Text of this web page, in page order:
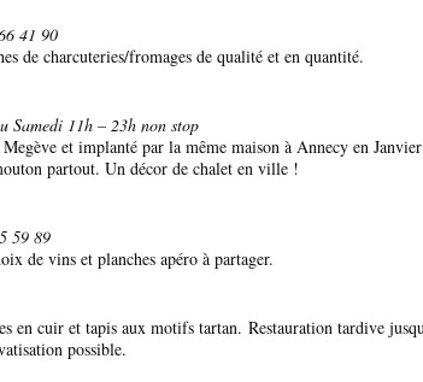
41 90
de charcuteries/fromages de qualité et en quantité.
Samedi 11h – 23h non stop
et implanté par la même maison à Annecy en
partout. Un décor de chalet en ville !
59 89
de vins et planches apéro à partager.
en cuir et tapis aux motifs tartan. Restauration tardive
possible.